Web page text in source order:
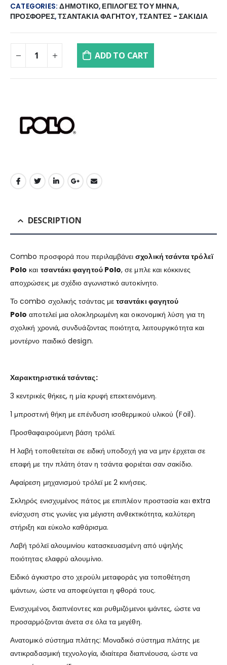
€95.00.€75.90.
CATEGORIES:ΔΗΜΟΤΙΚΟ, ΕΠΙΛΟΓΕΣ ΤΟΥ ΜΗΝΑ,
ΠΡΟΣΦΟΡΕΣ,ΤΣΑΝΤΑΚΙΑ ΦΑΓΗΤΟΥ,ΤΣΑΝΤΕΣ - ΣΑΚΙΔΙΑ
ADD TO CART
DESCRIPTION
Combo προσφορά που περιλαμβάνεισχολική τσάντα τρόλεϊ
Polo και τσαντάκι φαγητού Polo, σε μπλε και κόκκινες
αποχρώσεις με σχέδιο αγωνιστικό αυτοκίνητο.
Το combo σχολικής τσάντας μετσαντάκι φαγητού
Polo αποτελεί μια ολοκληρωμένη και οικονομική λύση για τη
σχολική χρονιά, συνδυάζοντας ποιότητα, λειτουργικότητα και
μοντέρνο παιδικό design.
Χαρακτηριστικά τσάντας:
3 κεντρικές θήκες, η μία κρυφή επεκτεινόμενη.
1 μπροστινή θήκη με επένδυση ισοθερμικού υλικού (Foil).
Προσθαφαιρούμενη βάση τρόλεϊ.
Η λαβή τοποθετείται σε ειδική υποδοχή για να μην έρχεται σε
επαφή με την πλάτη όταν η τσάντα φοριέται σαν σακίδιο.
Αφαίρεση μηχανισμού τρόλεϊ με 2 κινήσεις.
Σκληρός ενισχυμένος πάτος με επιπλέον προστασία και extra
ενίσχυση στις γωνίες για μέγιστη ανθεκτικότητα, καλύτερη
στήριξη και εύκολο καθάρισμα.
Λαβή τρόλεϊ αλουμινίου κατασκευασμένη από υψηλής
ποιότητας ελαφρύ αλουμίνιο.
Ειδικό άγκιστρο στο χερούλι μεταφοράς για τοποθέτηση
ιμάντων, ώστε να αποφεύγεται η φθορά τους.
Ενισχυμένοι, διαπνέοντες και ρυθμιζόμενοι ιμάντες, ώστε να
προσαρμόζονται άνετα σε όλα τα μεγέθη.
Ανατομικό σύστημα πλάτης: Μοναδικό σύστημα πλάτης με
αντικραδασμική τεχνολογία, ιδιαίτερα διαπνέουσα, ώστε να